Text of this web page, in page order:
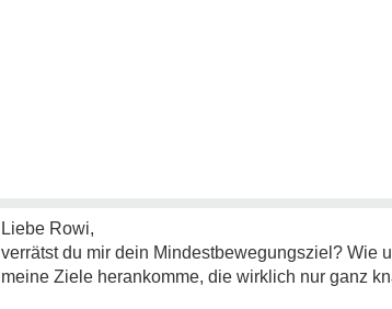
Liebe Rowi,
verrätst du mir dein Mindestbewegungsziel? Wie
meine Ziele herankomme, die wirklich nur ganz